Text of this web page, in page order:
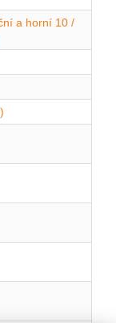
a horní 10 /